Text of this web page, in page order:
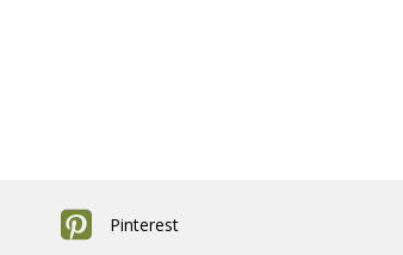
Pinterest